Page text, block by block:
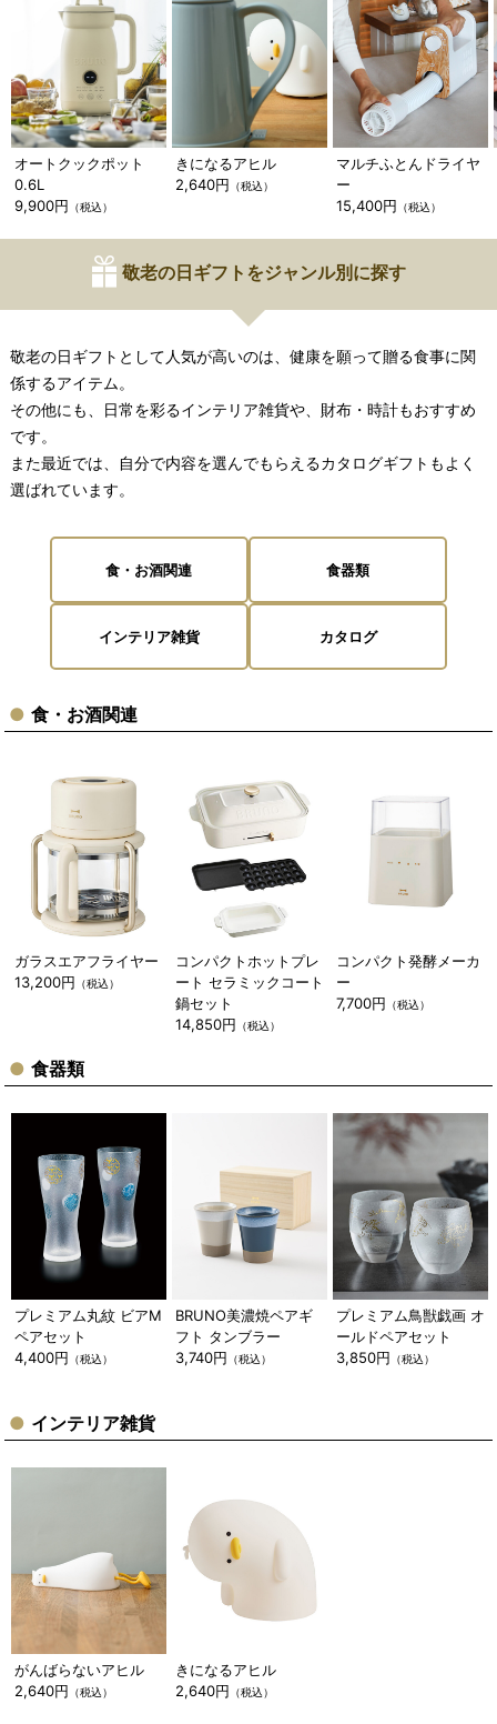
オートクックポット
0.6L
9,900円 （税込）
きになるアヒル
2,640円 （税込）
マルチふとんドライヤ
ー
15,400円 （税込）
敬老の日ギフトをジャンル別に探す
敬老の日ギフトとして人気が高いのは、健康を願って贈る食事に関
係するアイテム。
その他にも、日常を彩るインテリア雑貨や、財布・時計もおすすめ
です。
また最近では、自分で内容を選んでもらえるカタログギフトもよく
選ばれています。
食・お酒関連 食器類
インテリア雑貨 カタログ
食・お酒関連
ガラスエアフライヤー
13,200円 （税込）
コンパクトホットプレ
ート セラミックコート
鍋セット
14,850円 （税込）
コンパクト発酵メーカ
ー
7,700円 （税込）
食器類
プレミアム丸紋 ビアM
ペアセット
4,400円 （税込）
BRUNO美濃焼ペアギ
フト タンブラー
3,740円 （税込）
プレミアム鳥獣戯画 オ
ールドペアセット
3,850円 （税込）
インテリア雑貨
がんばらないアヒル
2,640円 （税込）
きになるアヒル
2,640円 （税込）